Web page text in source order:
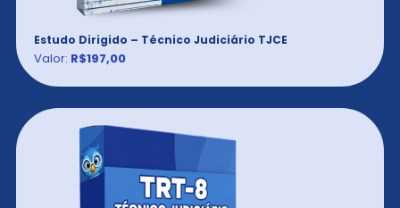
Estudo Dirigido – Técnico Judiciário TJCE
Valor: R$197,00